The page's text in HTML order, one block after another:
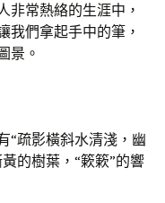
非常熱絡的生涯中，
我們拿起手中的筆，
景。
“疏影橫斜水清淺，幽
的樹葉，“簌簌”的響